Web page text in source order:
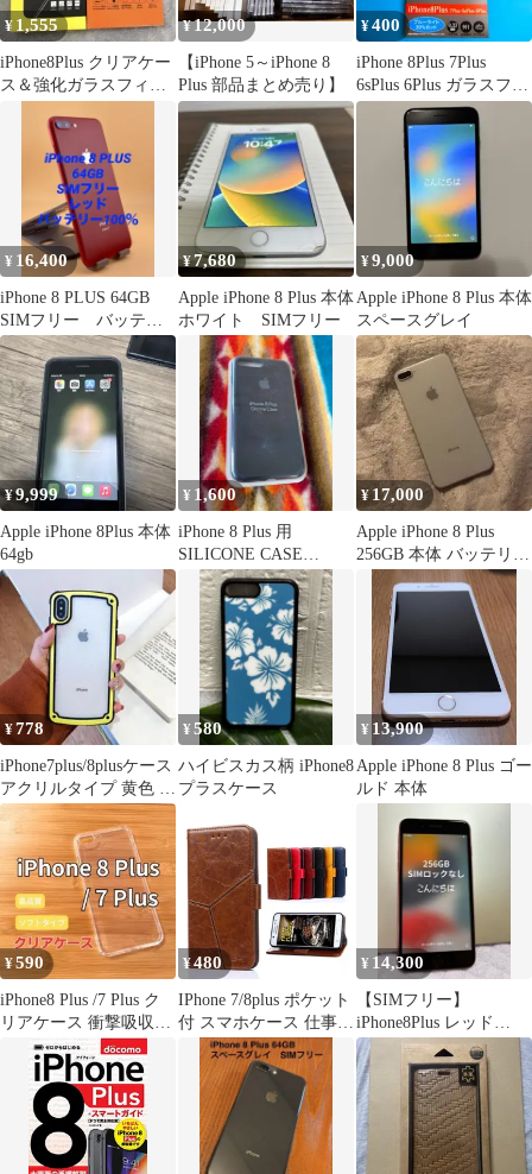
¥ 1,555
iPhone8Plus クリアケー
ス＆強化ガラスフィル
¥12,000
【iPhone 5～iPhone 8
Plus 部品まとめ売り】
¥400
iPhone 8Plus 7Plus
6sPlus 6Plus ガラスフィ
ルム
¥ 16,400
iPhone 8 PLUS 64GB
SIMフリー バッテリ
ー新品100％
¥7,680
Apple iPhone 8 Plus 本体
ホワイト SIMフリー
¥9,000
Apple iPhone 8 Plus 本体
スペースグレイ
¥9,999
Apple iPhone 8Plus 本体
64gb
¥ 1,600
iPhone 8 Plus 用
SILICONE CASE
BLACK 未開封品
¥ 17,000
Apple iPhone 8 Plus
256GB 本体 バッテリー
¥778
iPhone7plus/8plusケース
アクリルタイプ 黄色 ク
リア
¥580
ハイビスカス柄 iPhone8
プラスケース
¥ 13,900
Apple iPhone 8 Plus ゴー
ルド 本体
¥590
iPhone8 Plus /7 Plus ク
リアケース 衝撃吸収
【格安】
¥480
IPhone 7/8plus ポケット
付 スマホケース 仕事用
人気 ベルト
¥ 14,300
【SIMフリー】
iPhone8Plus レッド
256GB 自宅用・サブ機
に◎